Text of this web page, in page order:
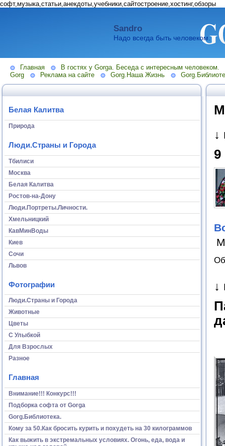
софт,музыка,статьи,анекдоты,учебники,сайтостроение,хостинг,обзоры
Sandro
Надо всегда быть человеком.
Главная
В гостях у Gorga. Беседа с интересным человеком.
Gorg
Реклама на сайте Gorg.Наша Жизнь
Белая Калитва
Природа
Люди.Страны и Города
Тбилиси
Москва
Белая Калитва
Ростов-на-Дону
Люди.Портреты.Личности.
Хмельницкий
КавМинВоды
Киев
Сочи
Львов
Фотографии
Люди.Страны и Города
Животные
Цветы
С Улыбкой
Для Взрослых
Разное
Главная
Внимание!!! Конкурс!!!
Подборка софта от Gorga
Gorg.Библиотека.
Кому за 50.Как бросить курить и похудеть на 30 килограммов
Как выжить в экстремальных условиях. Огонь, еда, вода и